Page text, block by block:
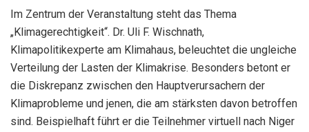
Im Zentrum der Veranstaltung steht das Thema
„Klimagerechtigkeit“. Dr. Uli F. Wischnath,
Klimapolitikexperte am Klimahaus, beleuchtet die ungleiche
Verteilung der Lasten der Klimakrise. Besonders betont er
die Diskrepanz zwischen den Hauptverursachern der
Klimaprobleme und jenen, die am stärksten davon betroffen
sind. Beispielhaft führt er die Teilnehmer virtuell nach Niger